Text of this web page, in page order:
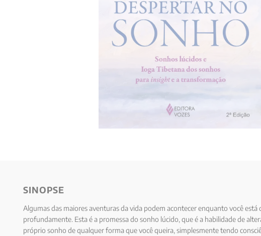
SINOPSE
Algumas das maiores aventuras da vida podem acontecer enquanto você está
profundamente. Esta é a promessa do sonho lúcido, que é a habilidade de
próprio sonho de qualquer forma que você queira, simplesmente tendo